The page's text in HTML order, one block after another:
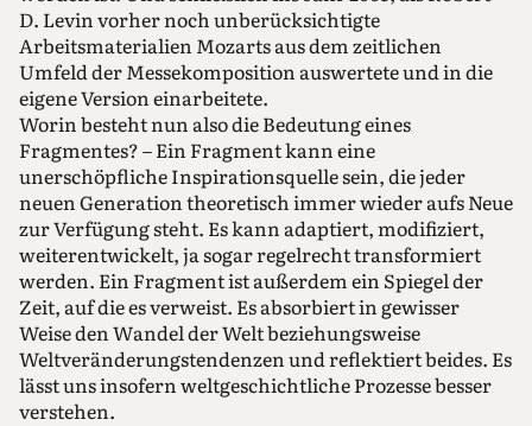
D. Levin vorher noch unberücksichtigte
Arbeitsmaterialien Mozarts aus dem zeitlichen
Umfeld der Messekomposition auswertete und in die
eigene Version einarbeitete.
Worin besteht nun also die Bedeutung eines
Fragmentes? – Ein Fragment kann eine
unerschöpfliche Inspirationsquelle sein, die jeder
neuen Generation theoretisch immer wieder aufs Neue
zur Verfügung steht. Es kann adaptiert, modifiziert,
weiterentwickelt, ja sogar regelrecht transformiert
werden. Ein Fragment ist außerdem ein Spiegel der
Zeit, auf die es verweist. Es absorbiert in gewisser
Weise den Wandel der Welt beziehungsweise
Weltveränderungstendenzen und reflektiert beides. Es
lässt uns insofern weltgeschichtliche Prozesse besser
verstehen.